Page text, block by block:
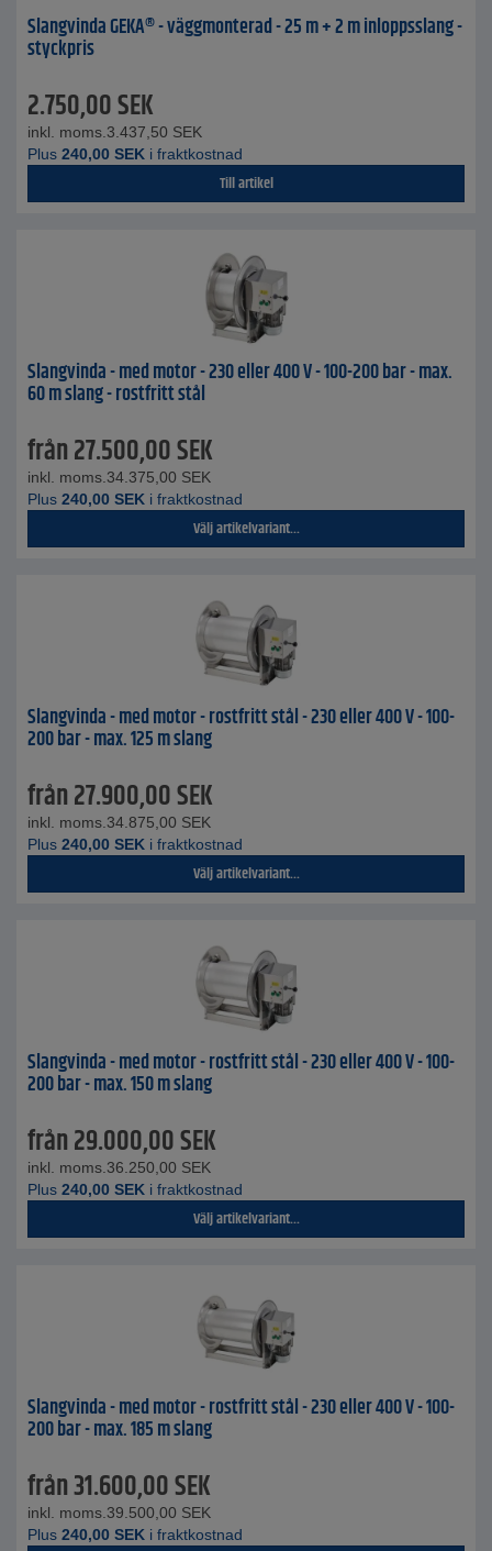
Slangvinda GEKA® - väggmonterad - 25 m + 2 m inloppsslang -
styckpris
2.750,00SEK
inkl. moms. 3.437,50 SEK
Plus 240,00 SEK i fraktkostnad
Till artikel
Slangvinda - med motor - 230 eller 400 V - 100-200 bar - max.
60 m slang - rostfritt stål
från27.500,00SEK
inkl. moms. 34.375,00 SEK
Plus 240,00 SEK i fraktkostnad
Välj artikelvariant...
Slangvinda - med motor - rostfritt stål - 230 eller 400 V - 100-
200 bar - max. 125 m slang
från27.900,00SEK
inkl. moms. 34.875,00 SEK
Plus 240,00 SEK i fraktkostnad
Välj artikelvariant...
Slangvinda - med motor - rostfritt stål - 230 eller 400 V - 100-
200 bar - max. 150 m slang
från29.000,00SEK
inkl. moms. 36.250,00 SEK
Plus 240,00 SEK i fraktkostnad
Välj artikelvariant...
Slangvinda - med motor - rostfritt stål - 230 eller 400 V - 100-
200 bar - max. 185 m slang
från31.600,00SEK
inkl. moms. 39.500,00 SEK
Plus 240,00 SEK i fraktkostnad